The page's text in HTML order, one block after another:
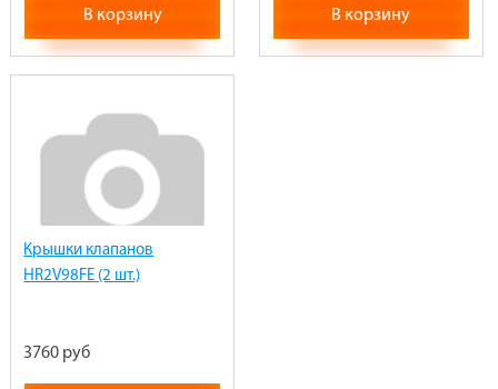
В корзину В корзину
Крышки клапанов
HR2V98FE (2 шт.)
3760 руб